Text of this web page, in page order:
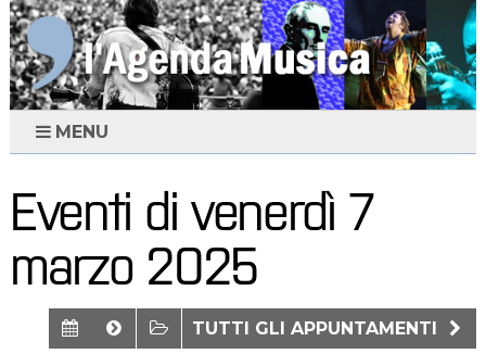
MENU
Eventi di venerdì 7
marzo 2025
TUTTI GLI APPUNTAMENTI